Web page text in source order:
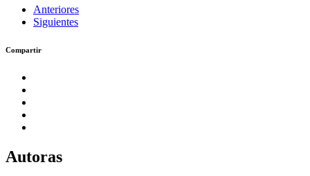
Anteriores
Siguientes
Compartir
Autoras